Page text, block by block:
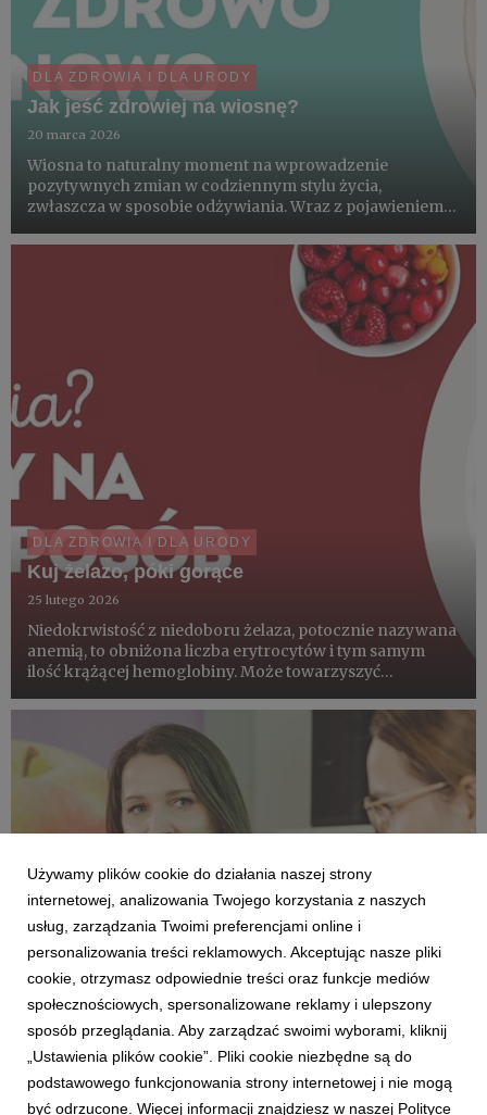
DLA ZDROWIA I DLA URODY
Jak jeść zdrowiej na wiosnę?
20 marca 2026
Wiosna to naturalny moment na wprowadzenie
pozytywnych zmian w codziennym stylu życia,
zwłaszcza w sposobie odżywiania. Wraz z pojawieniem
sałata, rzodkiewka, młody groszek cukrowy, kalarepa
DLA ZDROWIA I DLA URODY
Kuj żelazo, póki gorące
25 lutego 2026
Niedokrwistość z niedoboru żelaza, potocznie nazywana
anemią, to obniżona liczba erytrocytów i tym samym
ilość krążącej hemoglobiny. Może towarzyszyć
Przyczyn jest wiele, od błędów żywieniowych i
zwiększonego zapotrzebow...
DLA ZDROWIA I DLA URODY
Polski talerz żywieniowy działa. Warto go
docenić
8 lutego 2026
Międzynarodowa dyskusja o nowych zaleceniach
Używamy plików cookie do działania naszej strony
internetowej, analizowania Twojego korzystania z naszych
usług, zarządzania Twoimi preferencjami online i
personalizowania treści reklamowych. Akceptując nasze pliki
cookie, otrzymasz odpowiednie treści oraz funkcje mediów
społecznościowych, spersonalizowane reklamy i ulepszony
sposób przeglądania. Aby zarządzać swoimi wyborami, kliknij
„Ustawienia plików cookie”. Pliki cookie niezbędne są do
podstawowego funkcjonowania strony internetowej i nie mogą
być odrzucone. Więcej informacji znajdziesz w naszej Polityce